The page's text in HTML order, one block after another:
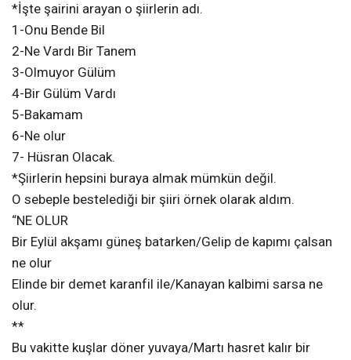
*İşte şairini arayan o şiirlerin adı.
1-Onu Bende Bil
2-Ne Vardı Bir Tanem
3-Olmuyor Gülüm
4-Bir Gülüm Vardı
5-Bakamam
6-Ne olur
7- Hüsran Olacak.
*Şiirlerin hepsini buraya almak mümkün değil.
O sebeple bestelediği bir şiiri örnek olarak aldım.
“NE OLUR
Bir Eylül akşamı güneş batarken/Gelip de kapımı çalsan
ne olur
Elinde bir demet karanfil ile/Kanayan kalbimi sarsa ne
olur.
**
Bu vakitte kuşlar döner yuvaya/Martı hasret kalır bir